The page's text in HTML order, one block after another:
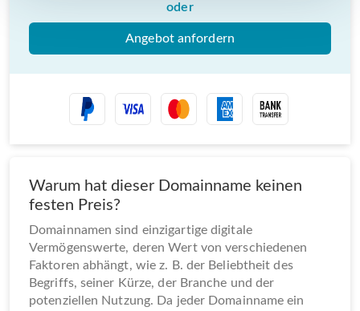
oder
Angebot anfordern
Warum hat dieser Domainname keinen
festen Preis?
Domainnamen sind einzigartige digitale
Vermögenswerte, deren Wert von verschiedenen
Faktoren abhängt, wie z. B. der Beliebtheit des
Begriffs, seiner Kürze, der Branche und der
potenziellen Nutzung. Da jeder Domainname ein